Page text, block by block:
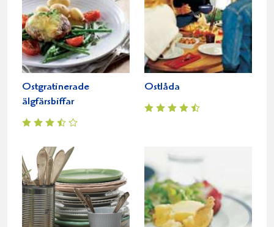
Ostgratinerade
älgfärsbiffar
Ostlåda